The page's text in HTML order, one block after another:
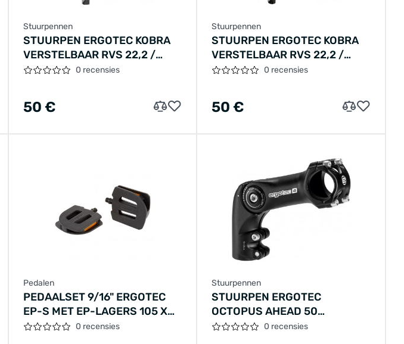
Stuurpennen
STUURPEN ERGOTEC KOBRA
VERSTELBAAR RVS 22,2 /
300X110 / 25,4 MM - ZILVER
0 recensies
50 €
Stuurpennen
STUURPEN ERGOTEC KOBRA
VERSTELBAAR RVS 22,2 /
300X110 / 25,4 MM - ZILVER
0 recensies
50 €
Pedalen
PEDAALSET 9/16" ERGOTEC
EP-S MET EP-LAGERS 105 X
100 MM - ZWART
0 recensies
Stuurpennen
STUURPEN ERGOTEC
OCTOPUS AHEAD 50
VERSTELBAAR Ø28,6 / 110 /
0 recensies